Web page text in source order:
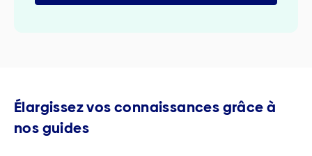
Élargissez vos connaissances grâce à
nos guides